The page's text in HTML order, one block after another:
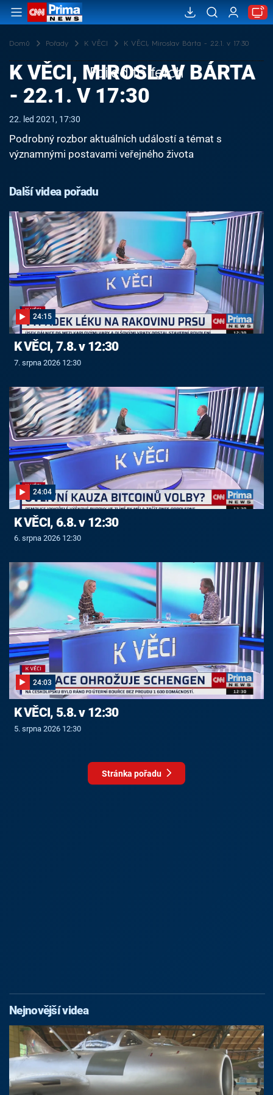
Domů Pořady K VĚCI K VĚCI, Miroslav Bárta - 22.1. v 17:30
Failed to fetch
K VĚCI, MIROSLAV BÁRTA
- 22.1. V 17:30
22. led 2021, 17:30
Podrobný rozbor aktuálních událostí a témat s
významnými postavami veřejného života
Další videa pořadu
24:15
K VĚCI, 7.8. v 12:30
7. srpna 2026 12:30
24:04
K VĚCI, 6.8. v 12:30
6. srpna 2026 12:30
24:03
K VĚCI, 5.8. v 12:30
5. srpna 2026 12:30
Stránka pořadu
Nejnovější videa